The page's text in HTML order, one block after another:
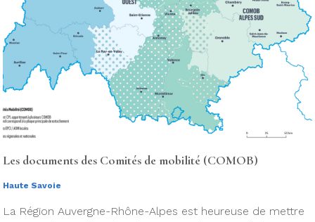
Les documents des Comités de mobilité (COMOB)
Haute Savoie
La Région Auvergne-Rhône-Alpes est heureuse de mettre